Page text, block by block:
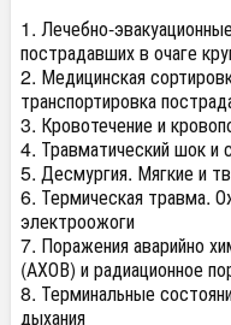
1. Лечебно-
пострадавших в очаге
2. Медицинская
транспортировка
3. Кровотечение и
4. Травматический шок и
5. Десмургия. Мягкие и
6. Термическая травма.
электроожоги
7. Поражения аварийно
(АХОВ) и радиационное
8. Терминальные
дыхания